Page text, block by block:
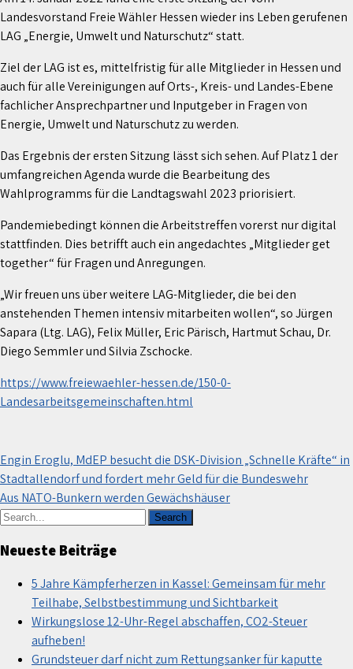
Landesvorstand Freie Wähler Hessen wieder ins Leben gerufenen
LAG „Energie, Umwelt und Naturschutz“ statt.
Ziel der LAG ist es, mittelfristig für alle Mitglieder in Hessen und
auch für alle Vereinigungen auf Orts-, Kreis- und Landes-Ebene
fachlicher Ansprechpartner und Inputgeber in Fragen von
Energie, Umwelt und Naturschutz zu werden.
Das Ergebnis der ersten Sitzung lässt sich sehen. Auf Platz 1 der
umfangreichen Agenda wurde die Bearbeitung des
Wahlprogramms für die Landtagswahl 2023 priorisiert.
Pandemiebedingt können die Arbeitstreffen vorerst nur digital
stattfinden. Dies betrifft auch ein angedachtes „Mitglieder get
together“ für Fragen und Anregungen.
„Wir freuen uns über weitere LAG-Mitglieder, die bei den
anstehenden Themen intensiv mitarbeiten wollen“, so Jürgen
Sapara (Ltg. LAG), Felix Müller, Eric Pärisch, Hartmut Schau, Dr.
Diego Semmler und Silvia Zschocke.
https://www.freiewaehler-hessen.de/150-0-
Landesarbeitsgemeinschaften.html
Beitragsnavigation
Engin Eroglu, MdEP besucht die DSK-Division „Schnelle Kräfte“ in
Stadtallendorf und fordert mehr Geld für die Bundeswehr
Aus NATO-Bunkern werden Gewächshäuser
Neueste Beiträge
5 Jahre Kämpferherzen in Kassel: Gemeinsam für mehr
Teilhabe, Selbstbestimmung und Sichtbarkeit
Wirkungslose 12-Uhr-Regel abschaffen, CO2-Steuer
aufheben!
Grundsteuer darf nicht zum Rettungsanker für kaputte